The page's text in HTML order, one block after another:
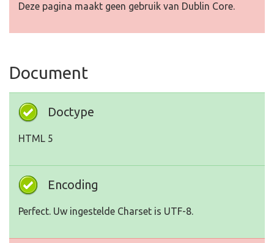
Deze pagina maakt geen gebruik van Dublin Core.
Document
Doctype
HTML 5
Encoding
Perfect. Uw ingestelde Charset is UTF-8.